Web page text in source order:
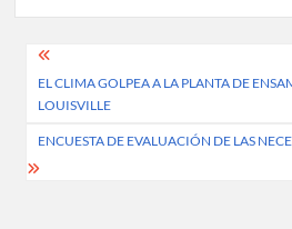
Post
navigation
EL CLIMA GOLPEA A LA PLANTA DE
LOUISVILLE
ENCUESTA DE EVALUACIÓN DE LAS